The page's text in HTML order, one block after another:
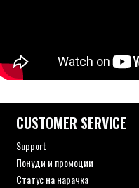
CUSTOMER SERVICE
Support
Понуди и промоции
Статус на нарачка